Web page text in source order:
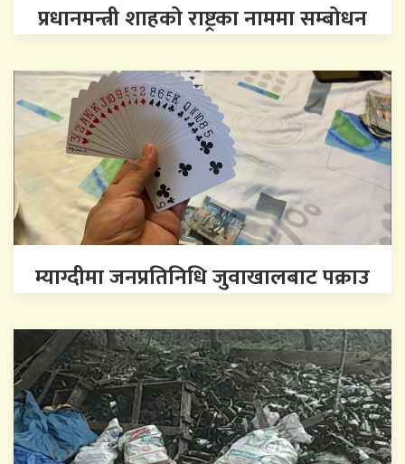
प्रधानमन्त्री शाहको राष्ट्रका नाममा सम्बोधन
म्याग्दीमा जनप्रतिनिधि जुवाखालबाट पक्राउ